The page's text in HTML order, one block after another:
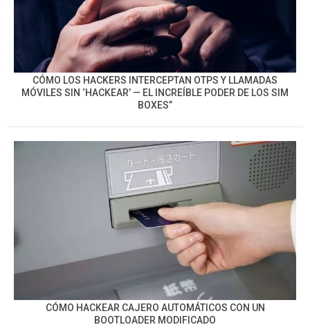
CÓMO LOS HACKERS INTERCEPTAN OTPS Y LLAMADAS
MÓVILES SIN ‘HACKEAR’ — EL INCREÍBLE PODER DE LOS SIM
BOXES”
CÓMO HACKEAR CAJERO AUTOMÁTICOS CON UN
BOOTLOADER MODIFICADO